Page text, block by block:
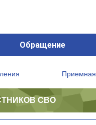
Обращение
Приемная
СВО